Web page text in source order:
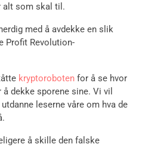
alt som skal til.
med å avdekke en slik
Profit Revolution-
kryptoroboten for å se hvor
dekke sporene sine. Vi vil
leserne våre om hva de
å skille den falske